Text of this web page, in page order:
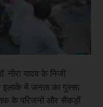
नीरा यादव के निजी
इलाके में जनता का गुस्सा
के परिजनों और सैकड़ों